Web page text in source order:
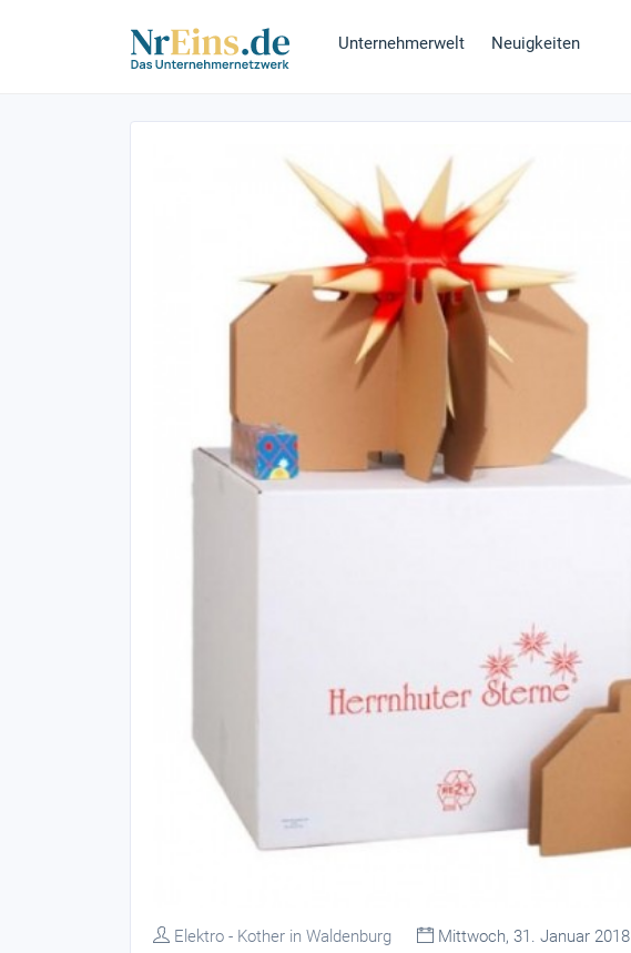
Unternehmerwelt Neuigkeiten
Elektro - Kother in Waldenburg Mittwoch, 31. Januar 2018